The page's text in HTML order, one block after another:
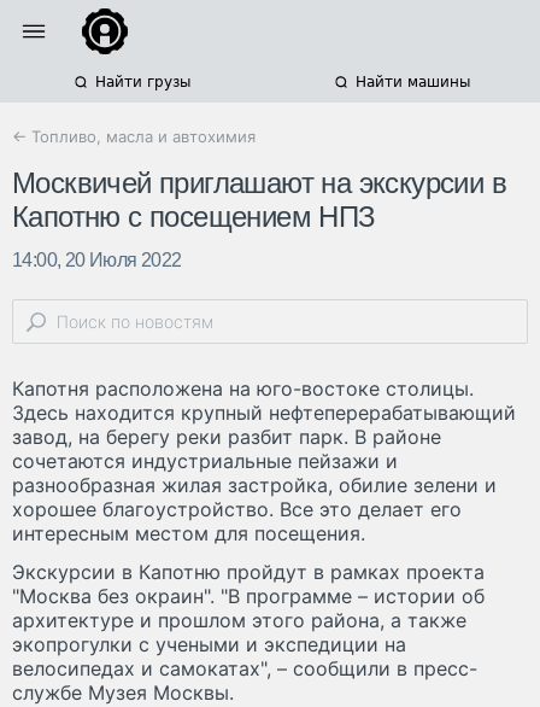
Найти грузы Найти машины
← Топливо, масла и автохимия
Москвичей приглашают на экскурсии в
Капотню с посещением НПЗ
14:00, 20 Июля 2022
Капотня расположена на юго-востоке столицы.
Здесь находится крупный нефтеперерабатывающий
завод, на берегу реки разбит парк. В районе
сочетаются индустриальные пейзажи и
разнообразная жилая застройка, обилие зелени и
хорошее благоустройство. Все это делает его
интересным местом для посещения.
Экскурсии в Капотню пройдут в рамках проекта
"Москва без окраин". "В программе – истории об
архитектуре и прошлом этого района, а также
экопрогулки с учеными и экспедиции на
велосипедах и самокатах", – сообщили в пресс-
службе Музея Москвы.